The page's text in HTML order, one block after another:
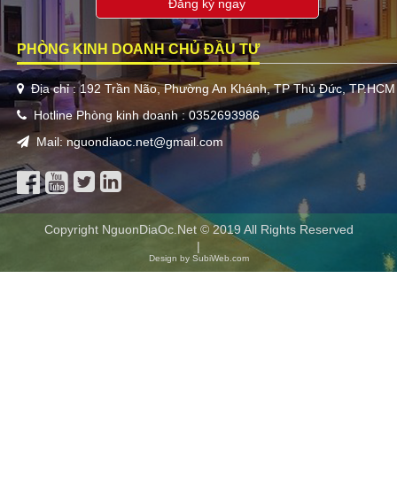
Đăng ký ngay
PHÒNG KINH DOANH CHỦ ĐẦU TƯ
Địa chỉ : 192 Trần Não, Phường An Khánh, TP Thủ Đức, TP.HCM
Hotline Phòng kinh doanh : 0352693986
Mail: nguondiaoc.net@gmail.com
Copyright NguonDiaOc.Net © 2019 All Rights Reserved
|
Design by SubiWeb.com